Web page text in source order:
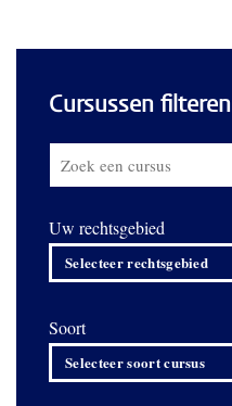
Cursussen filteren
Uw rechtsgebied
Selecteer rechtsgebied
Soort
Selecteer soort cursus